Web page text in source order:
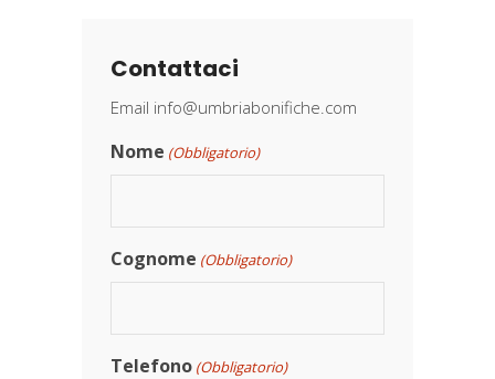
Contattaci
Email info@umbriabonifiche.com
Nome (Obbligatorio)
Cognome (Obbligatorio)
Telefono (Obbligatorio)